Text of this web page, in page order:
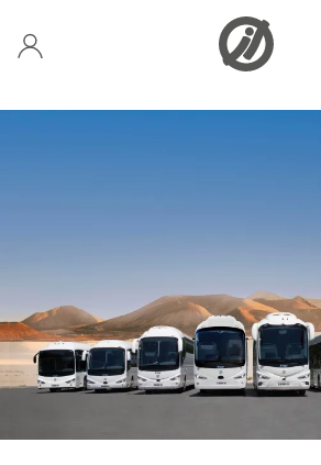
Accéder au contenu principal